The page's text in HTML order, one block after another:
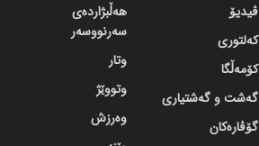
ڤیدیۆ
کەلتوری
کۆمەڵگا
گه‌شت و گه‌شتیاری
گۆڤاره‌کان
هەڵبژاردەی
سەرنووسەر
وتار
وتووێژ
وەرزش